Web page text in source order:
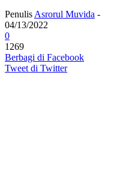
Penulis Asrorul Muvida -
04/13/2022
0
1269
Berbagi di Facebook
Tweet di Twitter